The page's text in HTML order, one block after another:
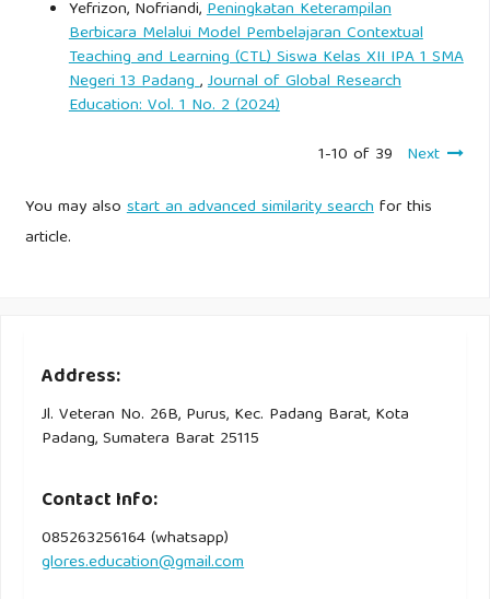
Yefrizon, Nofriandi,Peningkatan Keterampilan
Berbicara Melalui Model Pembelajaran Contextual
Teaching and Learning (CTL) Siswa Kelas XII IPA 1 SMA
Negeri 13 Padang,Journal of Global Research
Education: Vol. 1 No. 2 (2024)
1-10 of 39 Next
You may alsostart an advanced similarity searchfor this
article.
Address:
Jl. Veteran No. 26B, Purus, Kec. Padang Barat, Kota
Padang, Sumatera Barat 25115
Contact Info:
085263256164 (whatsapp)
glores.education@gmail.com